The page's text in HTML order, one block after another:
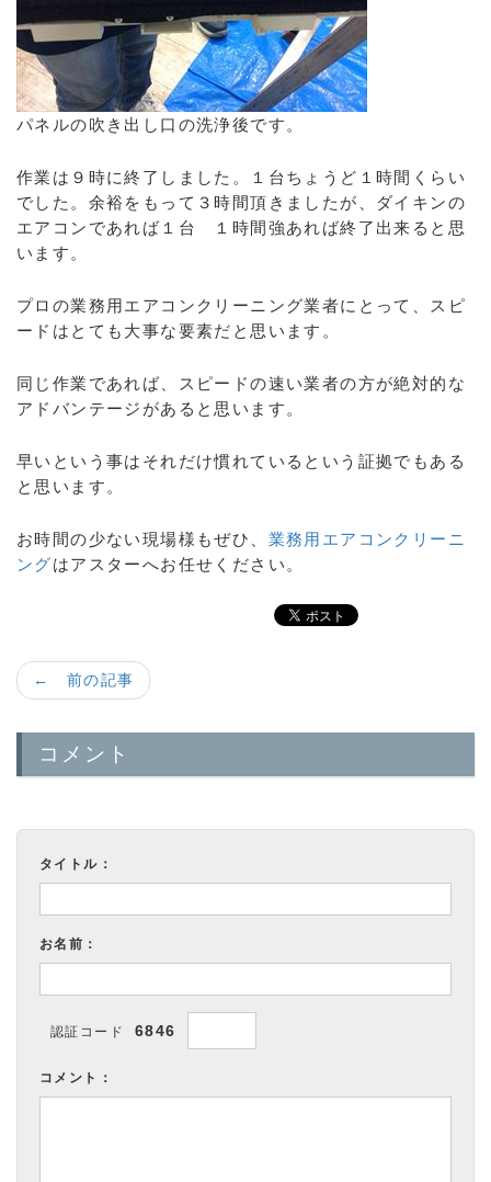
パネルの吹き出し口の洗浄後です。
作業は９時に終了しました。１台ちょうど１時間くらい
でした。余裕をもって３時間頂きましたが、ダイキンの
エアコンであれば１台 １時間強あれば終了出来ると思
います。
プロの業務用エアコンクリーニング業者にとって、スピ
ードはとても大事な要素だと思います。
同じ作業であれば、スピードの速い業者の方が絶対的な
アドバンテージがあると思います。
早いという事はそれだけ慣れているという証拠でもある
と思います。
お時間の少ない現場様もぜひ、 業務用エアコンクリーニ
ングはアスターへお任せください。
← 前の記事
コメント
タイトル：
お名前：
認証コード 6846
コメント：